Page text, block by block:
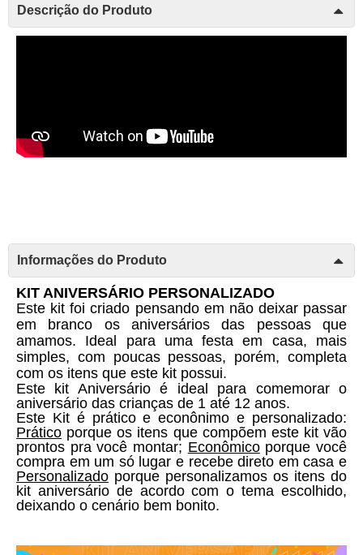
Descrição do Produto
Informações do Produto
KIT ANIVERSÁRIO PERSONALIZADO
Este kit foi criado pensando em não deixar passar
em branco os aniversários das pessoas que
amamos. Ideal para uma festa em casa, mais
simples, com poucas pessoas, porém, completa
com os itens que este kit possui.
Este kit Aniversário é ideal para comemorar o
aniversário das crianças de 1 até 12 anos.
Prático porque os itens que compõem este kit vão
prontos pra você montar; Econômico porque você
Personalizado porque personalizamos os itens do
kit aniversário de acordo com o tema escolhido,
deixando o cenário bem bonito.